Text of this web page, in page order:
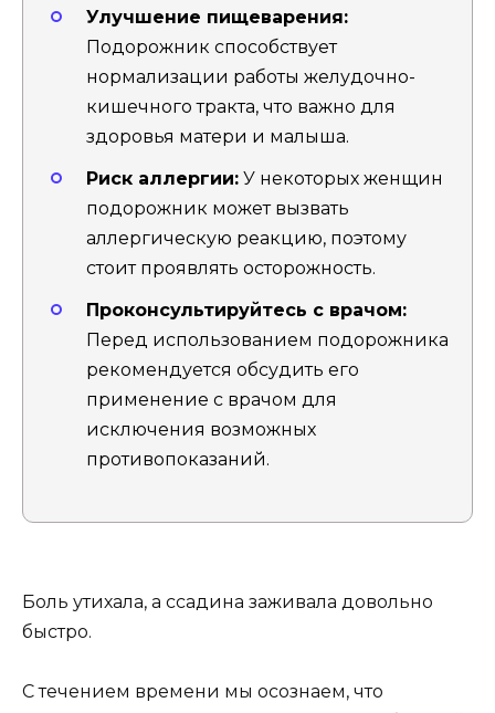
Улучшение пищеварения:
Подорожник способствует
нормализации работы желудочно-
кишечного тракта, что важно для
здоровья матери и малыша.
Риск аллергии: У некоторых женщин
подорожник может вызвать
аллергическую реакцию, поэтому
стоит проявлять осторожность.
Проконсультируйтесь с врачом:
Перед использованием подорожника
рекомендуется обсудить его
применение с врачом для
исключения возможных
противопоказаний.
Боль утихала, а ссадина заживала довольно
быстро.
С течением времени мы осознаем, что